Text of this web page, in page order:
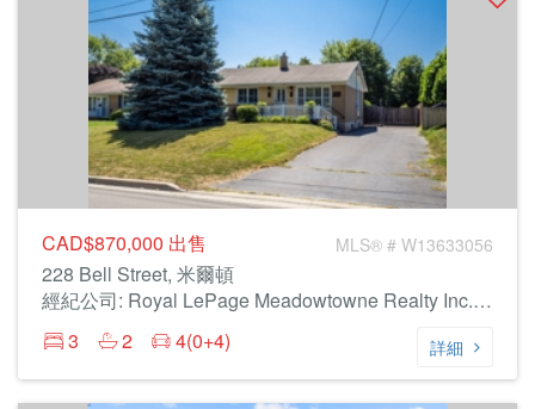
CAD$870,000 出售 MLS® # W13633056
228 Bell Street, 米爾頓
經紀公司: Royal LePage Meadowtowne Realty Inc., Brokerage
3
2 4(0+4) 詳細